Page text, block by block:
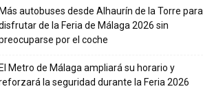
autobuses desde Alhaurín de la Torre para
de la Feria de Málaga 2026 sin
por el coche
Metro de Málaga ampliará su horario y
la seguridad durante la Feria 2026